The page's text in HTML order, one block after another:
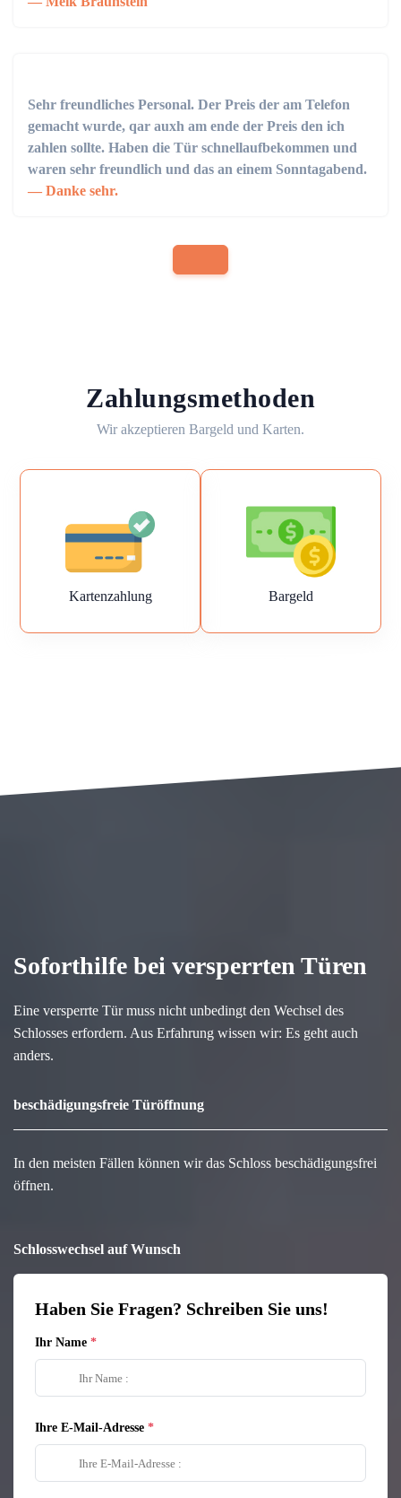
Sehr freundliches Personal. Der Preis der am Telefon
gemacht wurde, qar auxh am ende der Preis den ich
zahlen sollte. Haben die Tür schnellaufbekommen und
waren sehr freundlich und das an einem Sonntagabend.
Danke sehr.
Zahlungsmethoden
Wir akzeptieren Bargeld und Karten.
Kartenzahlung Bargeld
Soforthilfe bei versperrten Türen
Eine versperrte Tür muss nicht unbedingt den Wechsel des
Schlosses erfordern. Aus Erfahrung wissen wir: Es geht auch
anders.
beschädigungsfreie Türöffnung
In den meisten Fällen können wir das Schloss beschädigungsfrei
öffnen.
Schlosswechsel auf Wunsch
Haben Sie Fragen? Schreiben Sie uns!
Ihr Name
Ihre E-Mail-Adresse